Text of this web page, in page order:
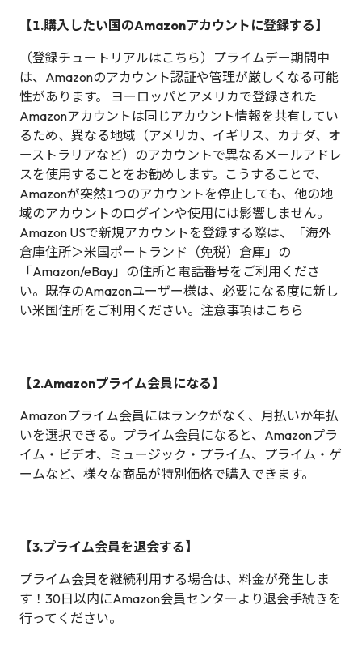
【1.購入したい国のAmazonアカウントに登録する】
（登録チュートリアルはこちら）プライムデー期間中
は、Amazonのアカウント認証や管理が厳しくなる可能
性があります。 ヨーロッパとアメリカで登録された
Amazonアカウントは同じアカウント情報を共有してい
るため、異なる地域（アメリカ、イギリス、カナダ、オ
ーストラリアなど）のアカウントで異なるメールアドレ
スを使用することをお勧めします。こうすることで、
Amazonが突然1つのアカウントを停止しても、他の地
域のアカウントのログインや使用には影響しません。
Amazon USで新規アカウントを登録する際は、「海外
倉庫住所＞米国ポートランド（免税）倉庫」の
「Amazon/eBay」の住所と電話番号をご利用くださ
い。既存のAmazonユーザー様は、必要になる度に新し
い米国住所をご利用ください。注意事項はこちら
【2.Amazonプライム会員になる】
Amazonプライム会員にはランクがなく、月払いか年払
いを選択できる。プライム会員になると、Amazonプラ
イム・ビデオ、ミュージック・プライム、プライム・ゲ
ームなど、様々な商品が特別価格で購入できます。
【3.プライム会員を退会する】
プライム会員を継続利用する場合は、料金が発生しま
す！30日以内にAmazon会員センターより退会手続きを
行ってください。